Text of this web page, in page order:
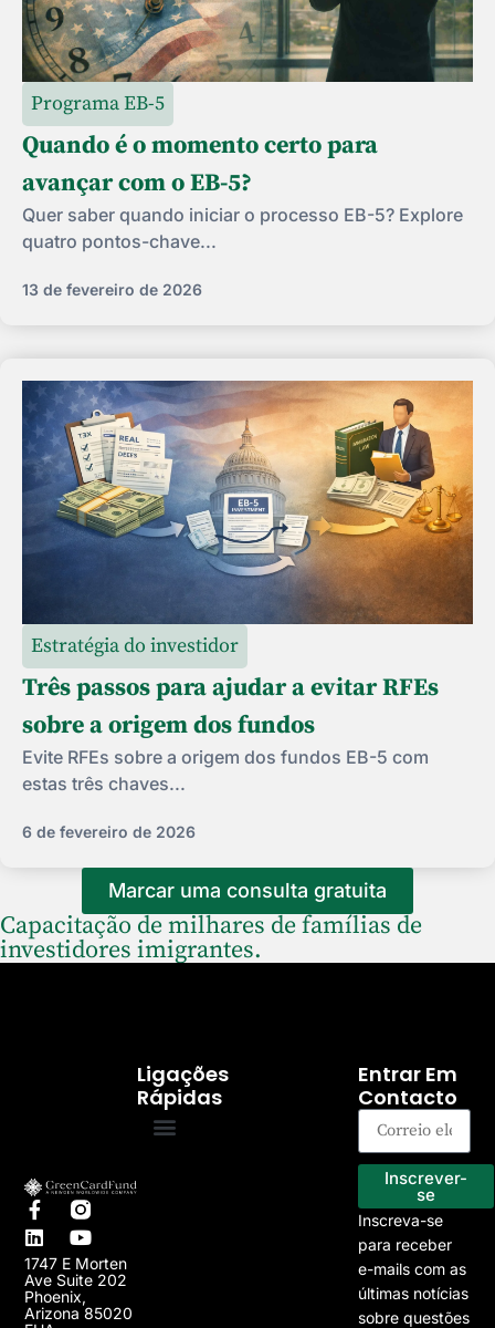
Programa EB-5
Quando é o momento certo para
avançar com o EB-5?
Quer saber quando iniciar o processo EB-5? Explore
quatro pontos-chave...
13 de fevereiro de 2026
Estratégia do investidor
Três passos para ajudar a evitar RFEs
sobre a origem dos fundos
Evite RFEs sobre a origem dos fundos EB-5 com
estas três chaves...
6 de fevereiro de 2026
Marcar uma consulta gratuita
Capacitação de milhares de famílias de
investidores imigrantes.
1747 E Morten
Ave Suite 202
Phoenix,
Arizona 85020
Ligações
Rápidas
Entrar Em
Contacto
Inscrever-
se
Inscreva-se
para receber
e-mails com as
últimas notícias
sobre questões